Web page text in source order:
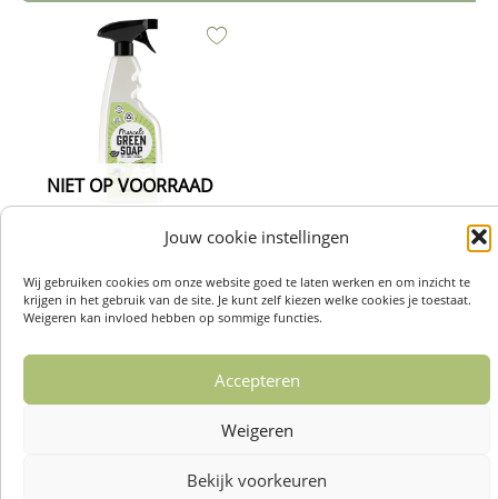
Jouw cookie instellingen
Wij gebruiken cookies om onze website goed te laten werken en om inzicht te
krijgen in het gebruik van de site. Je kunt zelf kiezen welke cookies je toestaat.
Weigeren kan invloed hebben op sommige functies.
Accepteren
Weigeren
Bekijk voorkeuren
NIET OP VOORRAAD
Allesreiniger Spray Basilicum &
Green Soap
€4,29